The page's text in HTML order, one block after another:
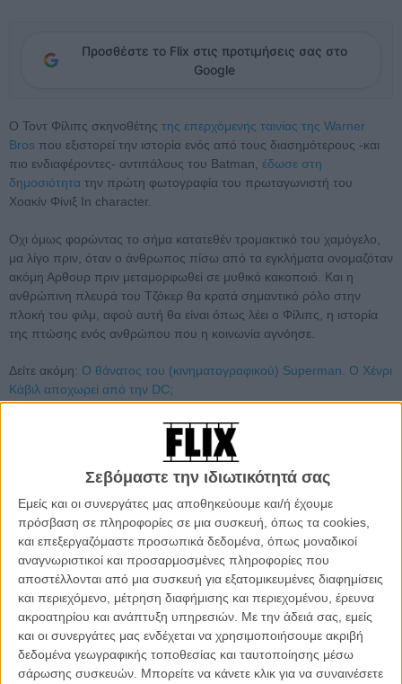
Σεβόμαστε την ιδιωτικότητά σας
Εμείς και οι συνεργάτες μας αποθηκεύουμε και/ή έχουμε
πρόσβαση σε πληροφορίες σε μια συσκευή, όπως τα cookies,
και επεξεργαζόμαστε προσωπικά δεδομένα, όπως μοναδικοί
αναγνωριστικοί και προσαρμοσμένες πληροφορίες που
αποστέλλονται από μια συσκευή για εξατομικευμένες διαφημίσεις
και περιεχόμενο, μέτρηση διαφήμισης και περιεχομένου, έρευνα
ακροατηρίου και ανάπτυξη υπηρεσιών. Με την άδειά σας, εμείς
και οι συνεργάτες μας ενδέχεται να χρησιμοποιήσουμε ακριβή
δεδομένα γεωγραφικής τοποθεσίας και ταυτοποίησης μέσω
σάρωσης συσκευών. Μπορείτε να κάνετε κλικ για να συναινέσετε
Προσθέστε το Flix στις προτιμήσεις σας στο
Google
Ο Τοντ Φίλιπς σκηνοθέτης της επερχόμενης ταινίας της Warner
Bros που εξιστορεί την ιστορία ενός από τους διασημότερους -και
πιο ενδιαφέροντες- αντιπάλους του Batman, έδωσε στη
δημοσιότητα την πρώτη φωτογραφία του πρωταγωνιστή του
Χοακίν Φίνιξ In character.
Οχι όμως φορώντας το σήμα κατατεθέν τρομακτικό του χαμόγελο,
μα λίγο πριν, όταν ο άνθρωπος πίσω από τα εγκλήματα ονομαζόταν
ακόμη Αρθουρ πριν μεταμορφωθεί σε μυθικό κακοποιό. Και η
ανθρώπινη πλευρά του Τζόκερ θα κρατά σημαντικό ρόλο στην
πλοκή του φιλμ, αφού αυτή θα είναι όπως λέει ο Φίλιπς, η ιστορία
της πτώσης ενός ανθρώπου που η κοινωνία αγνόησε.
Δείτε ακόμη: Ο θάνατος του (κινηματογραφικού) Superman. O Χένρι
Κάβιλ αποχωρεί από την DC;